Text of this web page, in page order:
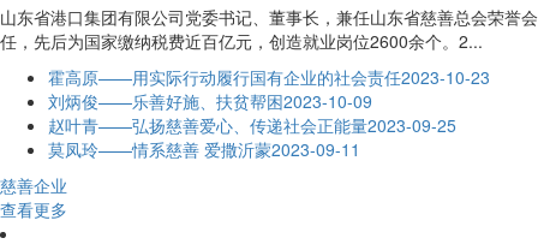
山东省港口集团有限公司党委书记、董事长，兼任山东省慈善总会荣
任，先后为国家缴纳税费近百亿元，创造就业岗位2600余个。2...
霍高原——用实际行动履行国有企业的社会责任2023-10-23
刘炳俊——乐善好施、扶贫帮困2023-10-09
赵叶青——弘扬慈善爱心、传递社会正能量2023-09-25
莫凤玲——情系慈善 爱撒沂蒙2023-09-11
慈善企业
查看更多